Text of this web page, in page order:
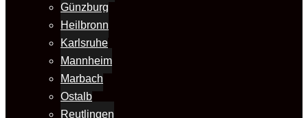
Günzburg
Heilbronn
Karlsruhe
Mannheim
Marbach
Ostalb
Reutlingen